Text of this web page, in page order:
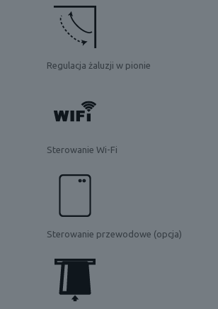
Regulacja żaluzji w pionie
Sterowanie Wi-Fi
Sterowanie przewodowe (opcja)